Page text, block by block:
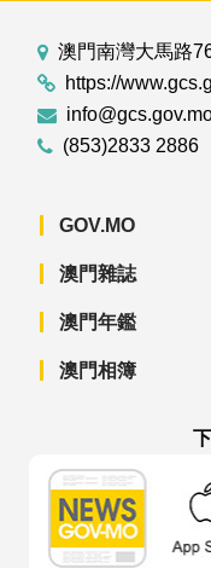
澳門南灣大馬路
https://
(853)2833 2886
GOV.MO
澳門雜誌
澳門年鑑
澳門相簿